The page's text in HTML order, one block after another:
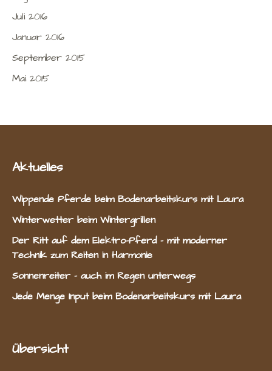
Juli 2016
Januar 2016
September 2015
Mai 2015
Aktuelles
Wippende Pferde beim Bodenarbeitskurs mit Laura
Winterwetter beim Wintergrillen
Der Ritt auf dem Elektro-Pferd – mit moderner
Technik zum Reiten in Harmonie
Sonnenreiter – auch im Regen unterwegs
Jede Menge Input beim Bodenarbeitskurs mit Laura
Übersicht